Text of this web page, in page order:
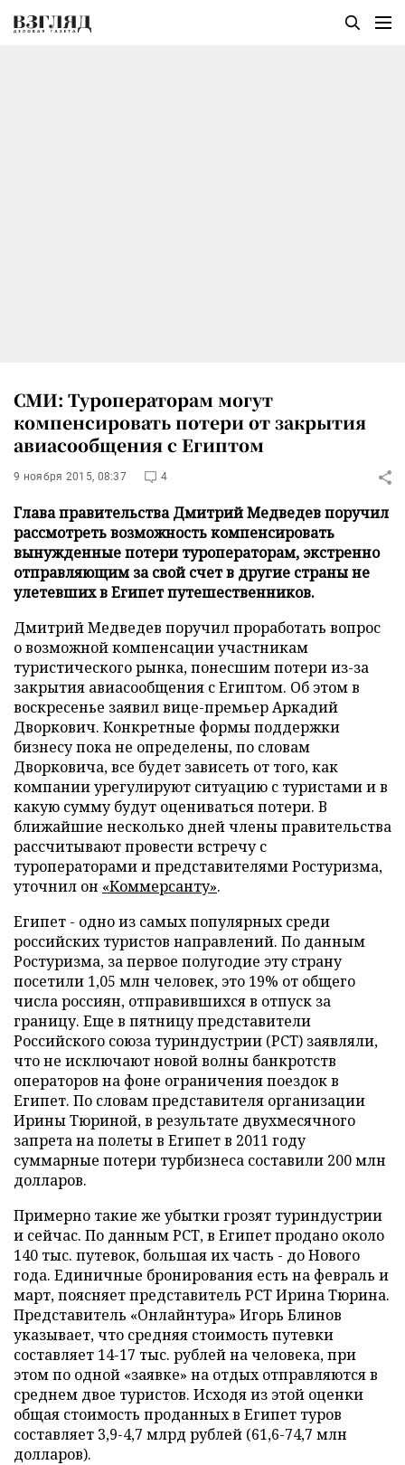
СМИ: Туроператорам могут
компенсировать потери от закрытия
авиасообщения с Египтом
9 ноября 2015, 08:37 4
Глава правительства Дмитрий Медведев поручил
рассмотреть возможность компенсировать
вынужденные потери туроператорам, экстренно
отправляющим за свой счет в другие страны не
улетевших в Египет путешественников.
Дмитрий Медведев поручил проработать вопрос
о возможной компенсации участникам
туристического рынка, понесшим потери из-за
закрытия авиасообщения с Египтом. Об этом в
воскресенье заявил вице-премьер Аркадий
Дворкович. Конкретные формы поддержки
бизнесу пока не определены, по словам
Дворковича, все будет зависеть от того, как
компании урегулируют ситуацию с туристами и в
какую сумму будут оцениваться потери. В
ближайшие несколько дней члены правительства
рассчитывают провести встречу с
туроператорами и представителями Ростуризма,
уточнил он «Коммерсанту».
Египет - одно из самых популярных среди
российских туристов направлений. По данным
Ростуризма, за первое полугодие эту страну
посетили 1,05 млн человек, это 19% от общего
числа россиян, отправившихся в отпуск за
границу. Еще в пятницу представители
Российского союза туриндустрии (РСТ) заявляли,
что не исключают новой волны банкротств
операторов на фоне ограничения поездок в
Египет. По словам представителя организации
Ирины Тюриной, в результате двухмесячного
запрета на полеты в Египет в 2011 году
суммарные потери турбизнеса составили 200 млн
долларов.
Примерно такие же убытки грозят туриндустрии
и сейчас. По данным РСТ, в Египет продано около
140 тыс. путевок, большая их часть - до Нового
года. Единичные бронирования есть на февраль и
март, поясняет представитель РСТ Ирина Тюрина.
Представитель «Онлайнтура» Игорь Блинов
указывает, что средняя стоимость путевки
составляет 14-17 тыс. рублей на человека, при
этом по одной «заявке» на отдых отправляются в
среднем двое туристов. Исходя из этой оценки
общая стоимость проданных в Египет туров
составляет 3,9-4,7 млрд рублей (61,6-74,7 млн
долларов).